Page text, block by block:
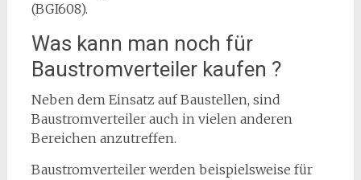
(BGI608).
Was kann man noch für
Baustromverteiler kaufen ?
Neben dem Einsatz auf Baustellen, sind
Baustromverteiler auch in vielen anderen
Bereichen anzutreffen.
Baustromverteiler werden beispielsweise für